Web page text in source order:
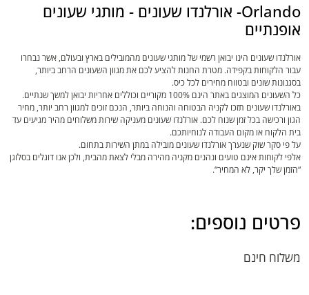
Orlando- אורלנדו שעונים - מותגי שעונים
אופנתיים
אורלנדו שעונים הינו יבואן רשמי של מותגי שעונים מהמובילים בארץ ובעולם, אשר נבחרו
עבור הלקוחות בקפידה. מטרת החנות להציע לכם את מגוון השעונים הרחב ביותר,
בסגנונות שונים ובטווח מחירים לכל כיס.
כל השעונים המוצגים באתר הינם 100% מקוריים וכוללים אחריות יבואן למשך שנתיים.
באורלנדו שעונים תזכו לקניה הבטוחה והנוחה ביותר, הנכם זוכים למגוון רחב יותר, מחיר
הגון ורכישה בכל זמן שנוח לכם. אורלנדו שעונים מעניקה שירות משלוחים מהיר מגיעים עד
בית הלקוח או מקום העבודה לנוחיותכם.
על פי סקר שוק שנערך אורלנדו שעונים מובילה במתן השירות בתחום.
אלפי לקוחות אינם טועים ונהנים מקניה מהירה מבלי לצאת מהבית, ולכן אנו דוגלים בסלוגן
“הזמן שלך יקר, לא המחיר“.
פרטים נוספים:
משלוח חינם